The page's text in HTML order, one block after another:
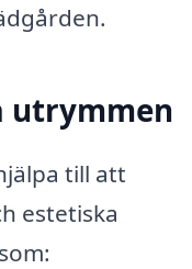
utrymmen
till att
estetiska